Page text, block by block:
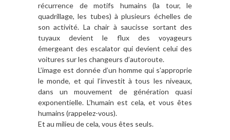
récurrence de motifs humains (la tour, le
quadrillage, les tubes) à plusieurs échelles de
son activité. La chair à saucisse sortant des
tuyaux devient le flux des voyageurs
émergeant des escalator qui devient celui des
voitures sur les changeurs d’autoroute.
L’image est donnée d’un homme qui s’approprie
le monde, et qui l’investit à tous les niveaux,
dans un mouvement de génération quasi
exponentielle. L’humain est cela, et vous êtes
humains (rappelez-vous).
Et au milieu de cela, vous êtes seuls.